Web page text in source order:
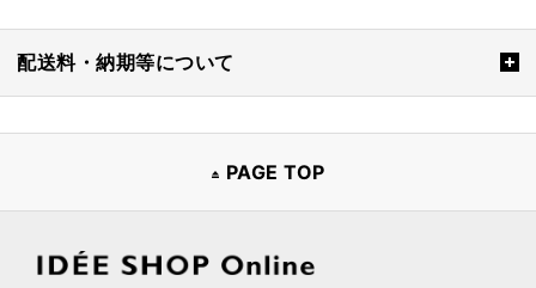
配送料・納期等について
PAGE TOP